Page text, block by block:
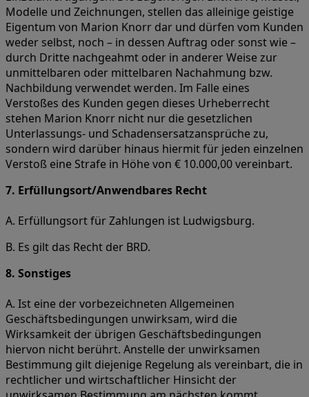
Modelle und Zeichnungen, stellen das alleinige geistige
Eigentum von Marion Knorr dar und dürfen vom Kunden
weder selbst, noch – in dessen Auftrag oder sonst wie –
durch Dritte nachgeahmt oder in anderer Weise zur
unmittelbaren oder mittelbaren Nachahmung bzw.
Nachbildung verwendet werden. Im Falle eines
Verstoßes des Kunden gegen dieses Urheberrecht
stehen Marion Knorr nicht nur die gesetzlichen
Unterlassungs- und Schadensersatzansprüche zu,
sondern wird darüber hinaus hiermit für jeden einzelnen
Verstoß eine Strafe in Höhe von € 10.000,00 vereinbart.
7. Erfüllungsort/Anwendbares Recht
A. Erfüllungsort für Zahlungen ist Ludwigsburg.
B. Es gilt das Recht der BRD.
8. Sonstiges
A. Ist eine der vorbezeichneten Allgemeinen
Geschäftsbedingungen unwirksam, wird die
Wirksamkeit der übrigen Geschäftsbedingungen
hiervon nicht berührt. Anstelle der unwirksamen
Bestimmung gilt diejenige Regelung als vereinbart, die in
rechtlicher und wirtschaftlicher Hinsicht der